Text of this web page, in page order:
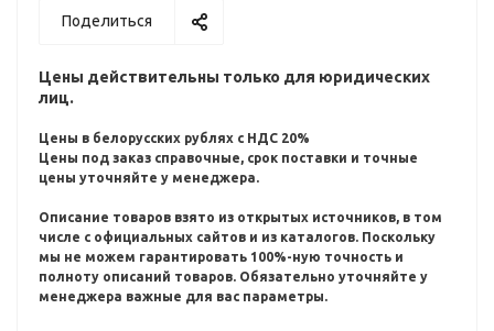
Поделиться
Цены действительны только для юридических
лиц.
Цены в белорусских рублях с НДС 20%
Цены под заказ справочные, срок поставки и точные
цены уточняйте у менеджера.
Описание товаров взято из открытых источников, в том
числе с официальных сайтов и из каталогов. Поскольку
мы не можем гарантировать 100%-ную точность и
полноту описаний товаров. Обязательно уточняйте у
менеджера важные для вас параметры.